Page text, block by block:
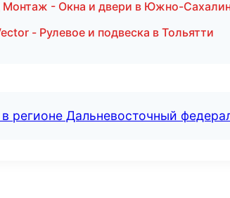
- Окна и двери в Южно-
- Рулевое и подвеска в Тольятти
регионе Дальневосточный